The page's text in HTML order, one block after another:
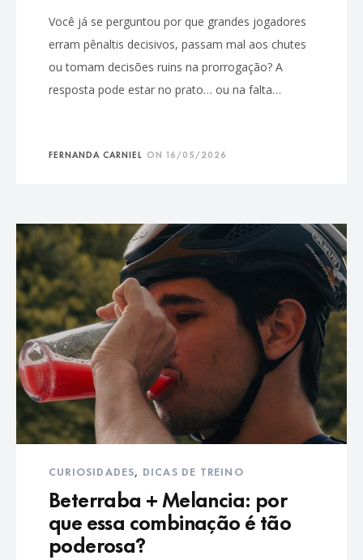
Você já se perguntou por que grandes jogadores
erram pênaltis decisivos, passam mal aos chutes
ou tomam decisões ruins na prorrogação? A
resposta pode estar no prato… ou na falta…
FERNANDA CARNIEL ON 16/05/2026
CURIOSIDADES, DICAS DE TREINO
Beterraba + Melancia: por
que essa combinação é tão
poderosa?